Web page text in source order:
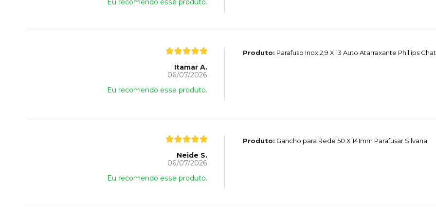
Eu recomendo esse produto.
Itamar A.
06/07/2026
Eu recomendo esse produto.
Produto: Parafuso Inox 2,9 X 13 Auto Atarraxante Phillips
Neide S.
06/07/2026
Eu recomendo esse produto.
Produto: Gancho para Rede 50 X 141mm Parafusar Silvana